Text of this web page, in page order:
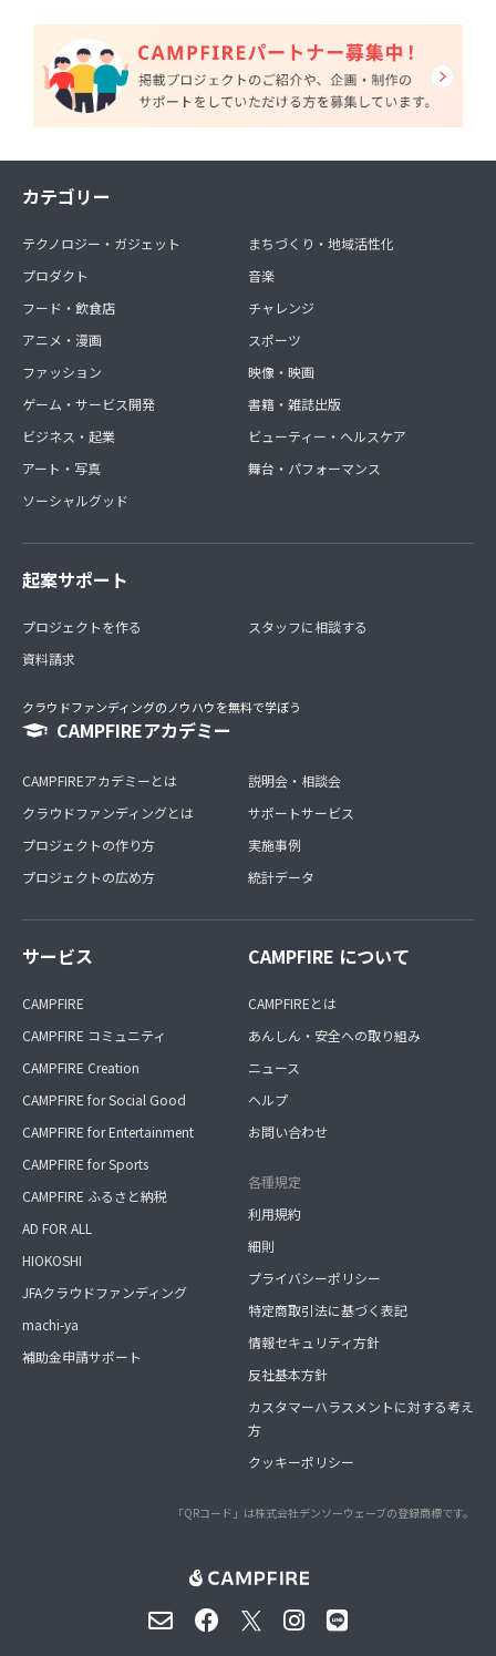
カテゴリー
テクノロジー・ガジェット
プロダクト
フード・飲食店
アニメ・漫画
ファッション
ゲーム・サービス開発
ビジネス・起業
アート・写真
ソーシャルグッド
まちづくり・地域活性化
音楽
チャレンジ
スポーツ
映像・映画
書籍・雑誌出版
ビューティー・ヘルスケア
舞台・パフォーマンス
起案サポート
プロジェクトを作る
資料請求
スタッフに相談する
クラウドファンディングのノウハウを無料で学ぼう
CAMPFIREアカデミー
CAMPFIREアカデミーとは
クラウドファンディングとは
プロジェクトの作り方
プロジェクトの広め方
説明会・相談会
サポートサービス
実施事例
統計データ
サービス
CAMPFIRE
CAMPFIRE コミュニティ
CAMPFIRE Creation
CAMPFIRE for Social Good
CAMPFIRE for Entertainment
CAMPFIRE for Sports
CAMPFIRE ふるさと納税
AD FOR ALL
HIOKOSHI
JFAクラウドファンディング
machi-ya
補助金申請サポート
CAMPFIRE について
CAMPFIREとは
あんしん・安全への取り組み
ニュース
ヘルプ
お問い合わせ
各種規定
利用規約
細則
プライバシーポリシー
特定商取引法に基づく表記
情報セキュリティ方針
反社基本方針
カスタマーハラスメントに対する考え
方
クッキーポリシー
「QRコード」は株式会社デンソーウェーブの登録商標です。